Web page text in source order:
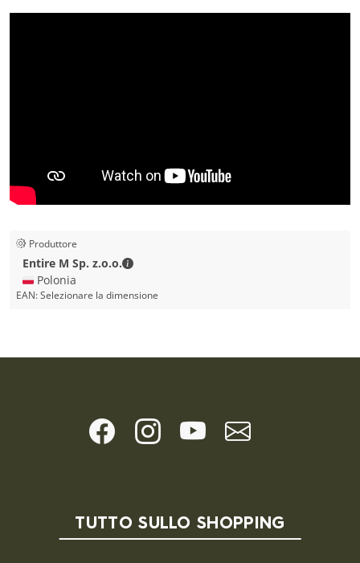
Produttore
Entire M Sp. z.o.o.
Entire M Sp. z.o.o. - Dettagli di contatto
🇵🇱 Polonia
EAN:Selezionare la dimensione
TUTTO SULLO SHOPPING